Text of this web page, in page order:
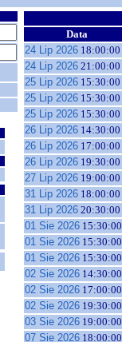
Data
24 Lip 2026 18:00:00
24 Lip 2026 21:00:00
25 Lip 2026 15:30:00
25 Lip 2026 15:30:00
25 Lip 2026 15:30:00
26 Lip 2026 14:30:00
26 Lip 2026 17:00:00
26 Lip 2026 19:30:00
27 Lip 2026 19:00:00
31 Lip 2026 18:00:00
31 Lip 2026 20:30:00
01 Sie 2026 15:30:00
01 Sie 2026 15:30:00
01 Sie 2026 15:30:00
02 Sie 2026 14:30:00
02 Sie 2026 17:00:00
02 Sie 2026 19:30:00
03 Sie 2026 19:00:00
07 Sie 2026 18:00:00